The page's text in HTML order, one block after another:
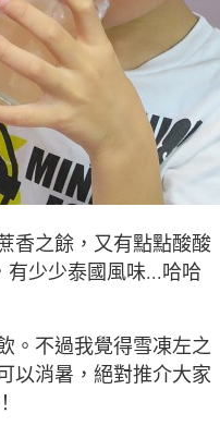
香之餘 ，又有點點酸酸
有少少泰國風味...哈哈
。不過我覺得雪凍左之
以消暑 ，絕對推介大家
！